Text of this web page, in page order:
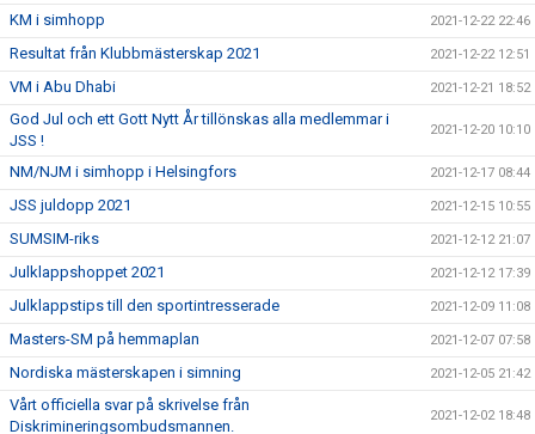
KM i simhopp 2021-12-22 22:46
Resultat från Klubbmästerskap 2021 2021-12-22 12:51
VM i Abu Dhabi 2021-12-21 18:52
God Jul och ett Gott Nytt År tillönskas alla medlemmar i
JSS !
2021-12-20 10:10
NM/NJM i simhopp i Helsingfors 2021-12-17 08:44
JSS juldopp 2021 2021-12-15 10:55
SUMSIM-riks 2021-12-12 21:07
Julklappshoppet 2021 2021-12-12 17:39
Julklappstips till den sportintresserade 2021-12-09 11:08
Masters-SM på hemmaplan 2021-12-07 07:58
Nordiska mästerskapen i simning 2021-12-05 21:42
Vårt officiella svar på skrivelse från
Diskrimineringsombudsmannen.
2021-12-02 18:48